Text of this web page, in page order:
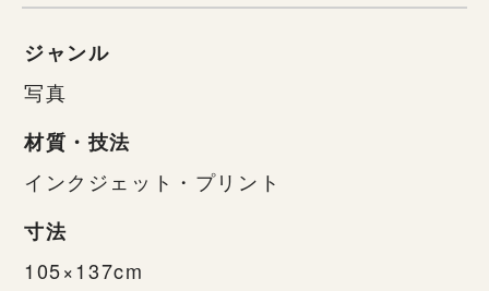
ジャンル
写真
材質・技法
インクジェット・プリント
寸法
105×137cm